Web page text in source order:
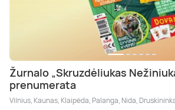
Žurnalo „Skruzdėliukas
prenumerata
Vilnius, Kaunas, Klaipėda, Palanga, Nida,